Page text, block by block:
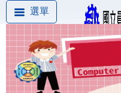
選單